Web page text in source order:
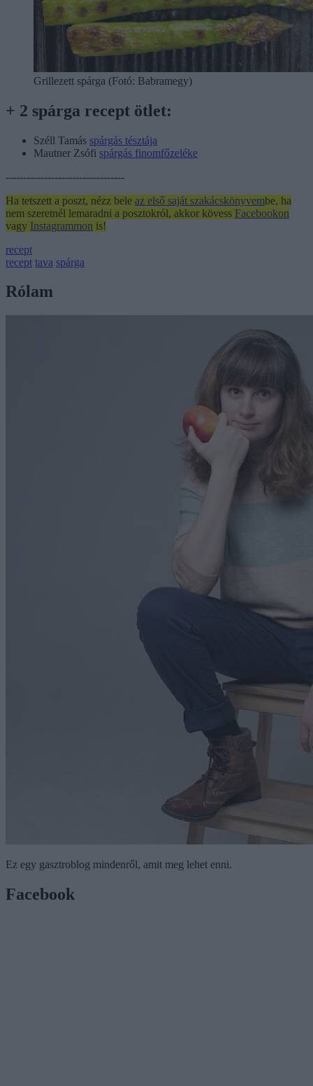
Grillezett spárga (Fotó: Babramegy)
+ 2 spárga recept ötlet:
Széll Tamás spárgás tésztája
Mautner Zsófi spárgás finomfőzeléke
----------------------------------
Ha tetszett a poszt, nézz bele az első saját szakácskönyvembe, ha
nem szeretnél lemaradni a posztokról, akkor kövess Facebookon
vagy Instagrammon is!
recept
recept tava spárga
Rólam
Ez egy gasztroblog mindenről, amit meg lehet enni.
Facebook